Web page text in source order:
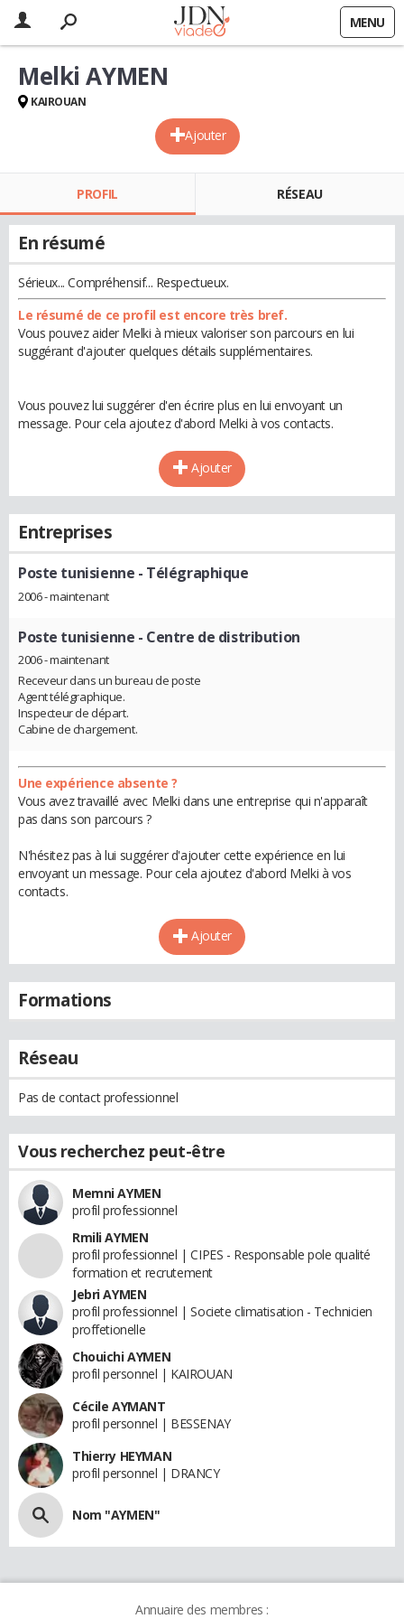
MENU
Ajouter
Melki AYMEN
KAIROUAN
PROFIL RÉSEAU
En résumé
Sérieux... Compréhensif... Respectueux.
Le résumé de ce profil est encore très bref.
Vous pouvez aider Melki à mieux valoriser son parcours en lui
suggérant d'ajouter quelques détails supplémentaires.
Vous pouvez lui suggérer d'en écrire plus en lui envoyant un
message. Pour cela ajoutez d'abord Melki à vos contacts.
Ajouter
Entreprises
Poste tunisienne - Télégraphique
2006 - maintenant
Poste tunisienne - Centre de distribution
2006 - maintenant
Receveur dans un bureau de poste
Agent télégraphique.
Inspecteur de départ.
Cabine de chargement.
Une expérience absente ?
Vous avez travaillé avec Melki dans une entreprise qui n'apparaît
pas dans son parcours ?
N'hésitez pas à lui suggérer d'ajouter cette expérience en lui
envoyant un message. Pour cela ajoutez d'abord Melki à vos
contacts.
Ajouter
Formations
Réseau
Pas de contact professionnel
Vous recherchez peut-être
Memni AYMEN
profil professionnel
Rmili AYMEN
profil professionnel | CIPES - Responsable pole qualité
formation et recrutement
Jebri AYMEN
profil professionnel | Societe climatisation - Technicien
proffetionelle
Chouichi AYMEN
profil personnel | KAIROUAN
Cécile AYMANT
profil personnel | BESSENAY
Thierry HEYMAN
profil personnel | DRANCY
Nom "AYMEN"
Annuaire des membres :